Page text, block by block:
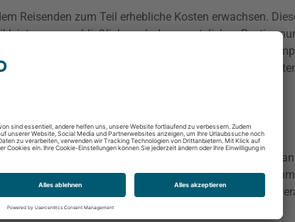
Reisenden zum Teil erhebliche Kosten erwachsen.
ausschließlich nach den gesetzlichen
Reisenden. Zur Vermeidung dieses Kostenrisikos
einer Versicherung zur Deckung der
RB die gesetzlichen Informationspflichten vor
Reise, Reisepreis, An- und Restzahlung,
Informationen nicht bereits vom jeweiligen